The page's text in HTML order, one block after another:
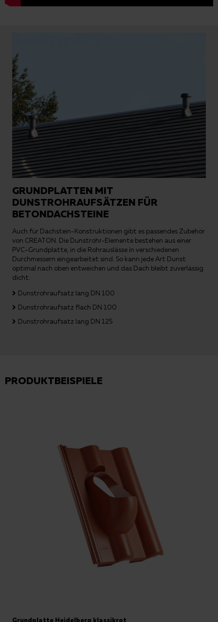
GRUNDPLATTEN MIT
DUNSTROHRAUFSÄTZEN FÜR
BETONDACHSTEINE
Auch für Dachstein-Konstruktionen gibt es passendes Zubehör
von CREATON. Die Dunstrohr-Elemente bestehen aus einer
PVC-Grundplatte, in die Rohrauslässe in verschiedenen
Durchmessern eingearbeitet sind. So kann jede Art Dunst
optimal nach oben entweichen und das Dach bleibt zuverlässig
dicht.
Dunstrohraufsatz lang DN 100
Dunstrohraufsatz flach DN 100
Dunstrohraufsatz lang DN 125
PRODUKTBEISPIELE
Grundplatte Heidelberg klassikrot